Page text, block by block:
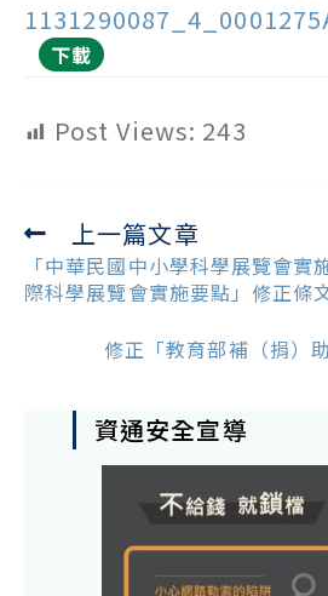
下載
Post Views: 243
Read
more
articles
上一篇文章
「中華民國中小學科學展覽會實
際科學展覽會實施要點」修正條
修正「教育部補（捐）
資通安全宣導